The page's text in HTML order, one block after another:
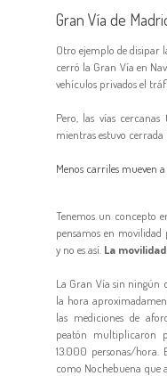
Gran Vía de
Otro ejemplo de disipar
cerró la Gran Vía en
vehículos privados el
Pero, las vías
mientras estuvo cerrada
Menos carriles mueven
Tenemos un concepto
pensamos en
y no es así. La
La Gran Vía sin ningún
la hora
las mediciones de
peatón multiplicaron
13.000 personas/hora.
como Nochebuena que